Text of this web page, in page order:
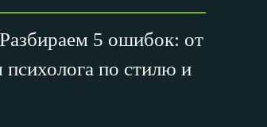
5 ошибок: от
по стилю и